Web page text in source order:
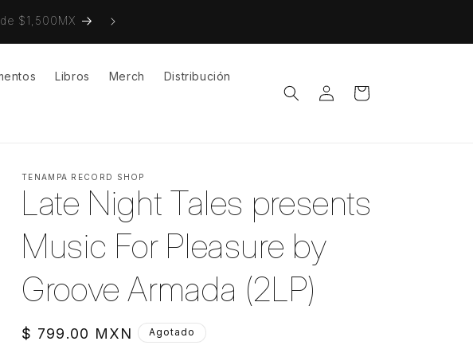
o también con
Libros Merch Distribución
Iniciar
sesión
Carrito
TENAMPA RECORD SHOP
Late Night Tales presents
Music For Pleasure by
Groove Armada (2LP)
Precio
$ 799.00 MXN Agotado